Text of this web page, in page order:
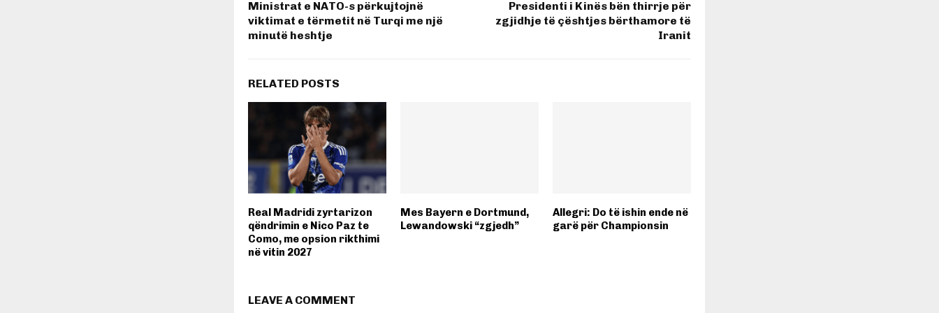
Ministrat e NATO-s përkujtojnë
viktimat e tërmetit në Turqi me një
minutë heshtje
Presidenti i Kinës bën thirrje për
zgjidhje të çështjes bërthamore të
Iranit
RELATED POSTS
Real Madridi zyrtarizon
qëndrimin e Nico Paz te
Como, me opsion rikthimi
në vitin 2027
Mes Bayern e Dortmund,
Lewandowski “zgjedh”
Allegri: Do të ishin ende në
garë për Championsin
LEAVE A COMMENT